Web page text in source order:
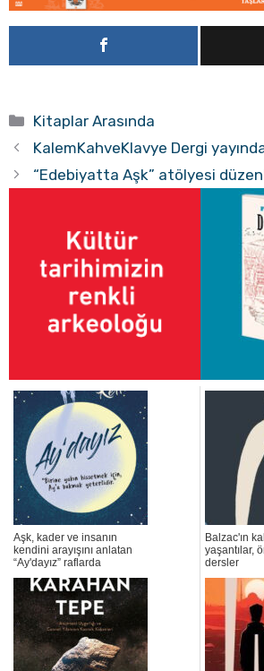
Kategoriler
Kitaplar Arasında
KalemKahveKlavye Dergi
“Edebiyatta Aşk” atölyesi
Aşk, kader ve insanın
kendini arayışını anlatan
“Ay'dayız” raflarda
Balzac'ın
yaşantılar,
dersler